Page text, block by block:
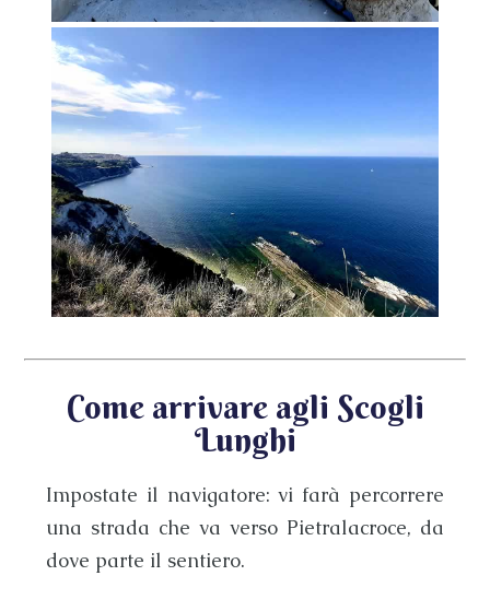
Come arrivare agli Scogli
Lunghi
Impostate il navigatore: vi farà percorrere
una strada che va verso Pietralacroce, da
dove parte il sentiero.